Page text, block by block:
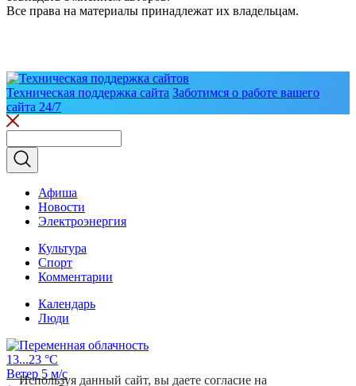
Все права на материалы принадлежат их владельцам.
Техническая поддержка сайта Заботимся о работе вашего
сайта 24/7
Афиша
Новости
Электроэнергия
Культура
Спорт
Комментарии
Календарь
Люди
13...23 °C
Ветер 5 м/с
Используя данный сайт, вы даете согласие на